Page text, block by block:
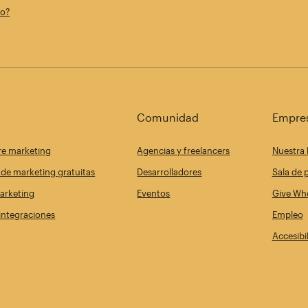
marketing
marketing gratuitas
Comunidad
Agencias y freelancers
Desarrolladores
Eventos
Nuestra
Sala de
Give
Empleo